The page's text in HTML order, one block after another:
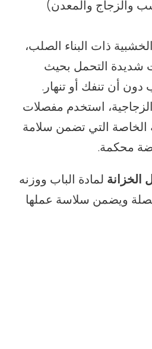
والزجاج والمعدن)
ذات البناء الصلب،
شديدة التحمل بحيث
دون أن تنفك أو تنهار.
الزجاجية، استخدم مفصلات
الخاصة التي تضمن سلامة
محكمة.
لمادة الباب ووزنه
ويضمن سلاسة عملها